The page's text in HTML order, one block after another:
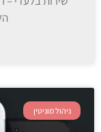
ניהול מוניטין